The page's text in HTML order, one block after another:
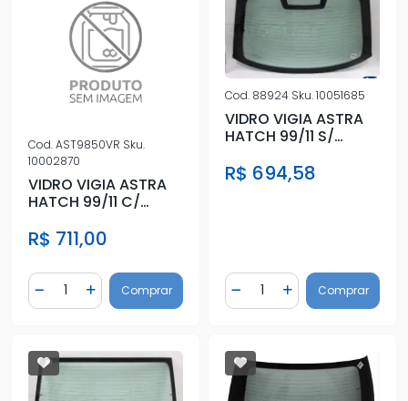
Cod.AST9850VR Sku.
10002870
VIDRO VIGIA ASTRA
HATCH 99/11 C/
R$ 711,00
Diminuir Quantidade
Quantidade
Adicionar Quantidade
Comprar
Cod. 88924 Sku.10051685
VIDRO VIGIA ASTRA
HATCH 99/11 S/
R$ 694,58
Diminuir Quantidade
Quantidade
AdicionarComprar